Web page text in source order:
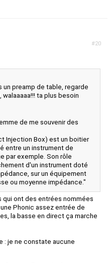
#20
preamp de table, regarde
walaaaaa!!! ta plus besoin
de me souvenir des
Injection Box) est un boitier
entre un instrument de
par exemple. Son rôle
d'un instrument doté
sur un équipement
ou moyenne impédance."
qui ont des entrées nommées
Phonic assez entrée de
la basse en direct ça marche
: je ne constate aucune